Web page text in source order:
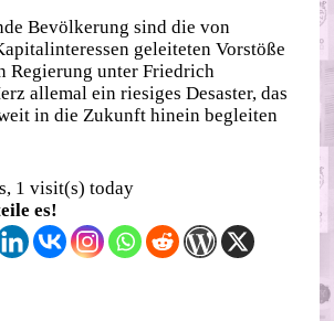
Bevölkerung sind die von
geleiteten Vorstöße
Regierung unter Friedrich
allemal ein riesiges Desaster, das
in die Zukunft hinein begleiten
1 visit(s) today
es!